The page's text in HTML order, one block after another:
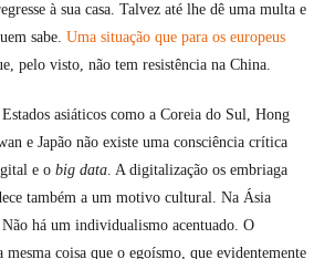
à sua casa. Talvez até lhe dê uma multa e
sabe. Uma situação que para os europeus
pelo visto, não tem resistência na China.
asiáticos como a Coreia do Sul, Hong
e Japão não existe uma consciência crítica
e o big data. A digitalização os embriaga
também a um motivo cultural. Na Ásia
há um individualismo acentuado. O
coisa que o egoísmo, que evidentemente